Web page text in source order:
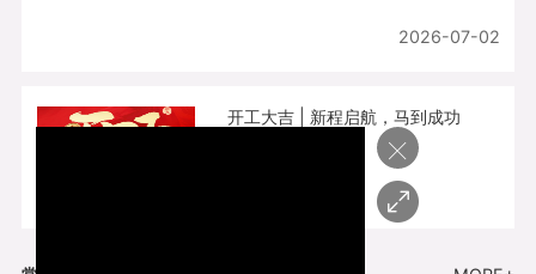
2026-07-02
开工大吉 | 新程启航，马到成功
×